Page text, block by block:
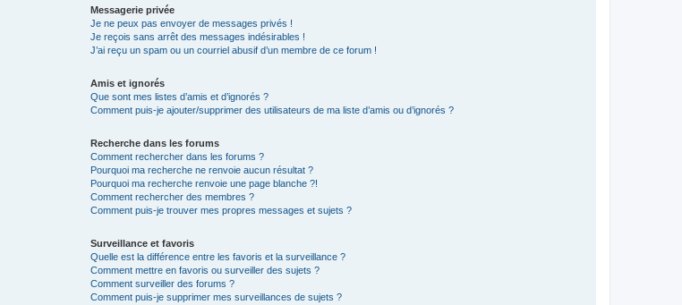
Messagerie privée
Je ne peux pas envoyer de messages privés !
Je reçois sans arrêt des messages indésirables !
J’ai reçu un spam ou un courriel abusif d’un membre de ce forum !
Amis et ignorés
Que sont mes listes d’amis et d’ignorés ?
Comment puis-je ajouter/supprimer des utilisateurs de ma liste d’amis ou d’ignorés ?
Recherche dans les forums
Comment rechercher dans les forums ?
Pourquoi ma recherche ne renvoie aucun résultat ?
Pourquoi ma recherche renvoie une page blanche ?!
Comment rechercher des membres ?
Comment puis-je trouver mes propres messages et sujets ?
Surveillance et favoris
Quelle est la différence entre les favoris et la surveillance ?
Comment mettre en favoris ou surveiller des sujets ?
Comment surveiller des forums ?
Comment puis-je supprimer mes surveillances de sujets ?